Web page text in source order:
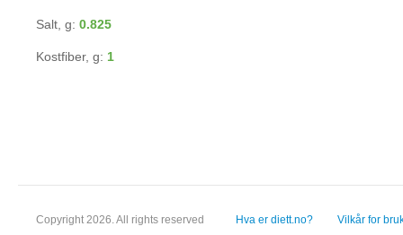
Salt, g: 0.825
Kostfiber, g: 1
Copyright 2026. All rights reserved Hva er diett.no? Vilkår for